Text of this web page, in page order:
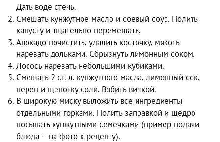
Дать воде стечь.
Смешать кунжутное масло и соевый соус. Полить
капусту и тщательно перемешать.
Авокадо почистить, удалить косточку, мякоть
нарезать дольками. Сбрызнуть лимонным соком.
Лосось нарезать небольшими кубиками.
Смешать 2 ст. л. кунжутного масла, лимонный сок,
перец и щепотку соли. Взбить вилкой.
В широкую миску выложить все ингредиенты
отдельными горками. Полить заправкой и щедро
посыпать кунжутными семечками (пример подачи
блюда – на фото к рецепту).